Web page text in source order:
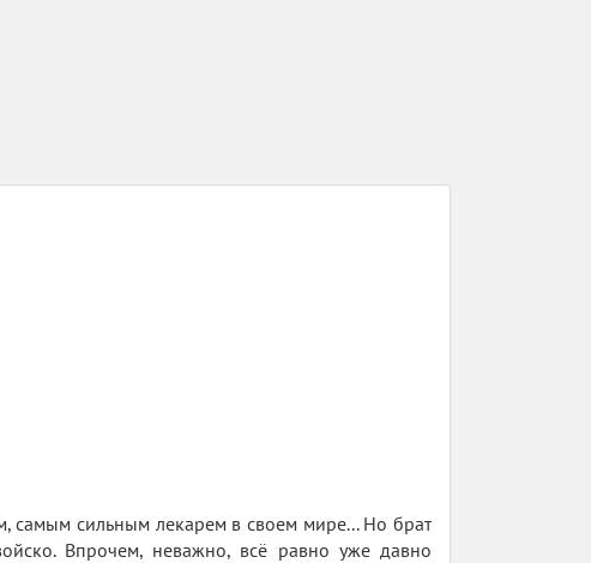
самым сильным лекарем в своем мире... Но брат
Впрочем, неважно, всё равно уже давно